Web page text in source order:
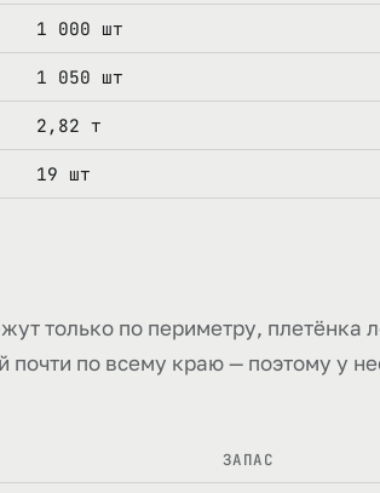
1 000 шт
1 050 шт
2,82 т
19 шт
только по периметру, плетёнка
почти по всему краю — поэтому у
ЗАПАС